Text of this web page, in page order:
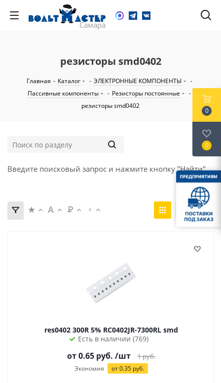
резисторы smd0402
Главная - Каталог - ЭЛЕКТРОННЫЕ КОМПОНЕНТЫ
-
Пассивные компоненты
- Резисторы постоянные
-
резисторы smd0402
Введите поисковый запрос и нажмите кнопку "Найти".
res0402 300R 5% RC0402JR-7300RL smd
Есть в наличии (769)
от0.65руб. /шт 1руб.
Экономия от0.35руб.
0
0